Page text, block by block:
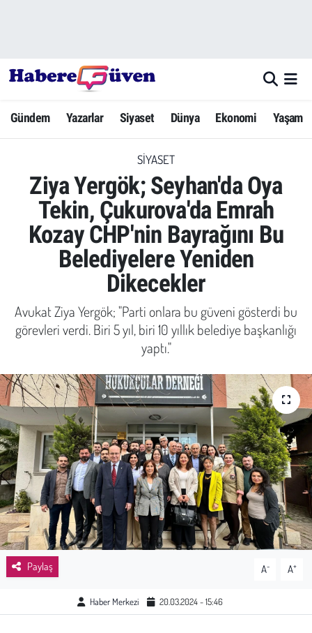
Gündem Yazarlar Siyaset Dünya Ekonomi Yaşam
SIYASET
Ziya Yergök; Seyhan'da Oya
Tekin, Çukurova'da Emrah
Kozay CHP'nin Bayrağını Bu
Belediyelere Yeniden
Dikecekler
Avukat Ziya Yergök; "Parti onlara bu güveni gösterdi bu
görevleri verdi. Biri 5 yıl, biri 10 yıllık belediye başkanlığı
yaptı."
Paylaş A- A+
Haber Merkezi 20.03.2024 - 15:46
Yazarlar
Dünya
Ekonomi
Yaşam
Yerel Haberler
Sağlık
Kadın
Emek
Spor
Çocuk
Kültür Sanat
Bilim - Teknoloji
Hava Durumu
Trafik Durumu
Süper Lig Puan Durumu ve Fikstür
Tüm Manşetler
Son Dakika Haberleri
Haber Arşivi